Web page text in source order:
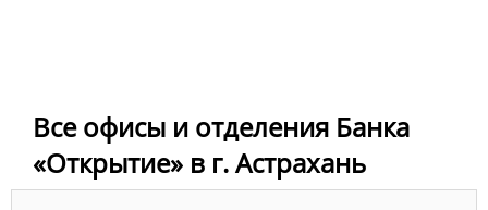
Все офисы и отделения Банка
«Открытие» в г. Астрахань